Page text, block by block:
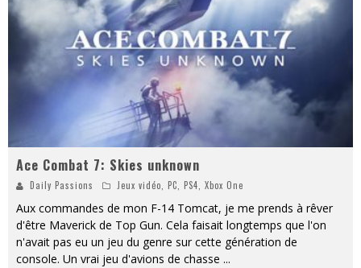
« Dr Wertham / L’homme qui étudia les tueurs en série » - Un Métier à Risque !
Assassin's Creed Black Flag Resynced
« Le Vent dand les Saules » - Une Belle Histoire !
Ace Combat 7: Skies unknown
Daily Passions Jeux vidéo, PC, PS4, Xbox One
Aux commandes de mon F-14 Tomcat, je me prends à rêver
d'être Maverick de Top Gun. Cela faisait longtemps que l'on
n'avait pas eu un jeu du genre sur cette génération de
console. Un vrai jeu d'avions de chasse ...